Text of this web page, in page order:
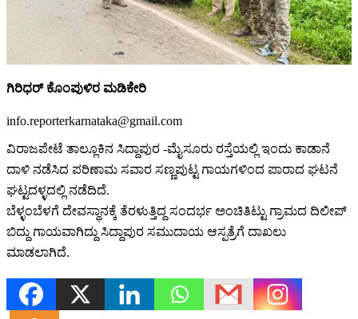
ಗಿರಿಧರ್ ಕೊಂಪುಳಿರ ಮಡಿಕೇರಿ
info.reporterkarnataka@gmail.com
ವಿರಾಜಪೇಟೆ ತಾಲ್ಲೂಕಿನ ಸಿದ್ದಾಪುರ -ಮೈಸೂರು ರಸ್ತೆಯಲ್ಲಿ ಇಂದು ಕಾಡಾನೆ
ದಾಳಿ ನಡೆಸಿದ ಪರಿಣಾಮ ಸವಾರ ಸಣ್ಣಪುಟ್ಟ ಗಾಯಗಳಿಂದ ಪಾರಾದ ಘಟನೆ
ಘಟ್ಟದಳ್ಳದಲ್ಲಿ ನಡೆದಿದೆ.
ಬೆಳ್ಳಂಬೆಳಗೆ ದೇವಸ್ಥಾನಕ್ಕೆ ತೆರಳುತ್ತಿದ್ದ ಸಂದರ್ಭ ಅಂಚಿತಿಟ್ಟು ಗ್ರಾಮದ ದಿಲೀಪ್
ಬಿದ್ದು ಗಾಯವಾಗಿದ್ದು ಸಿದ್ದಾಪುರ ಸಮುದಾಯ ಆಸ್ಪತ್ರೆಗೆ ದಾಖಲು
ಮಾಡಲಾಗಿದೆ.